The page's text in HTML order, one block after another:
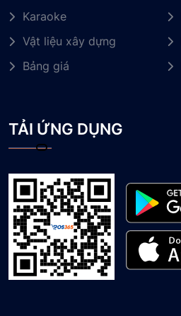
Karaoke
Vật liệu xây dựng
Bảng giá
TẢI ỨNG DỤNG